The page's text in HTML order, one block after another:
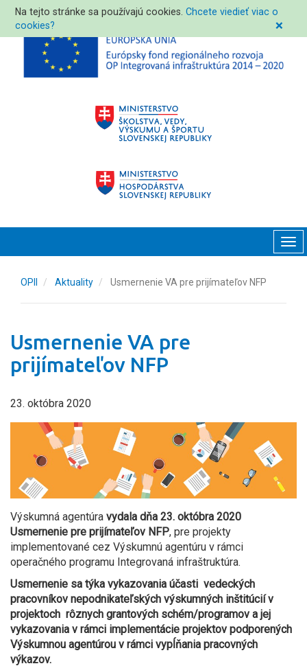
Na tejto stránke sa používajú cookies.Chcete viedieť viac o
cookies?
❌
OPII Aktuality Usmernenie VA pre prijímateľov NFP
Usmernenie VA pre
prijímateľov NFP
23. októbra 2020
Výskumná agentúra vydala dňa 23. októbra 2020
Usmernenie pre prijímateľov NFP, pre projekty
implementované cez Výskumnú agentúru v rámci
operačného programu Integrovaná infraštruktúra.
Usmernenie sa týka vykazovania účasti vedeckých
pracovníkov nepodnikateľských výskumných inštitúcií v
projektoch rôznych grantových schém/programov a jej
vykazovania v rámci implementácie projektov podporených
Výskumnou agentúrou v rámci vypĺňania pracovných
výkazov.